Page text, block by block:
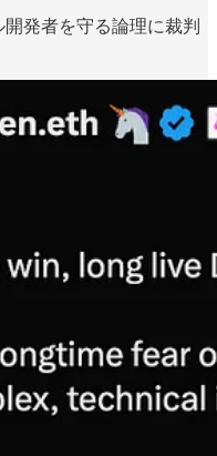
発者を守る論理に裁判